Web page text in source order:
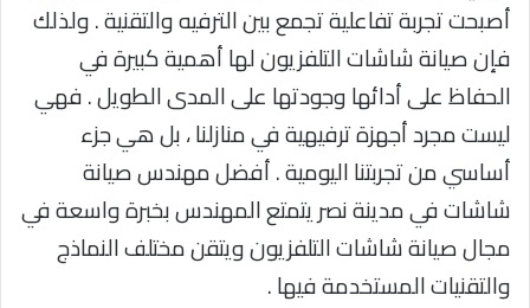
أصبحت تجربة تفاعلية تجمع بين الترفيه والتقنية . ولذلك
فإن صيانة شاشات التلفزيون لها أهمية كبيرة في
الحفاظ على أدائها وجودتها على المدى الطويل . فهي
ليست مجرد أجهزة ترفيهية في منازلنا ، بل هي جزء
أساسي من تجربتنا اليومية . أفضل مهندس صيانة
شاشات في مدينة نصر يتمتع المهندس بخبرة واسعة في
مجال صيانة شاشات التلفزيون ويتقن مختلف النماذج
والتقنيات المستخدمة فيها .